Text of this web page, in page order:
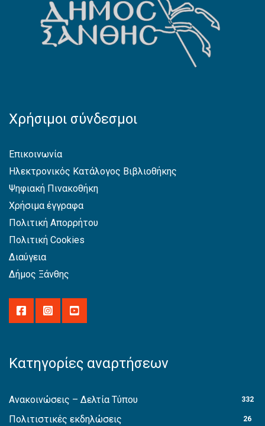
Χρήσιμοι σύνδεσμοι
Επικοινωνία
Ηλεκτρονικός Κατάλογος Βιβλιοθήκης
Ψηφιακή Πινακοθήκη
Χρήσιμα έγγραφα
Πολιτική Απορρήτου
Πολιτική Cookies
Διαύγεια
Δήμος Ξάνθης
Κατηγορίες αναρτήσεων
Ανακοινώσεις – Δελτία Τύπου 332
Πολιτιστικές εκδηλώσεις 26